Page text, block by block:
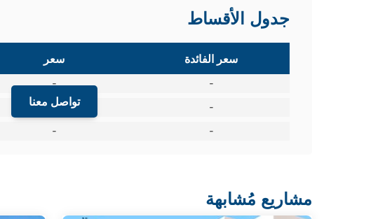
جدول الأقساط
تواصل معنا
سعر الفائدة سعر
-
-
-
-
-
-
مشاريع مُشابهة